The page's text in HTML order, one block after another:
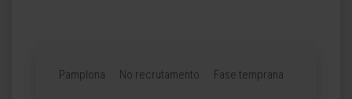
Pamplona No recrutamento Fase temprana